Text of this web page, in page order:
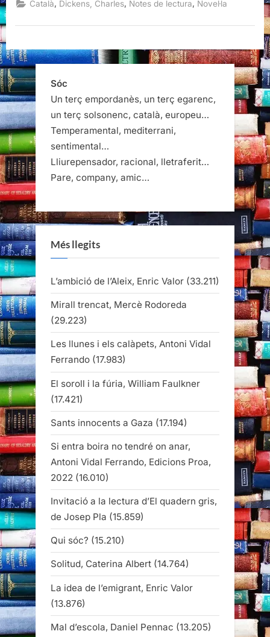
Català, Dickens, Charles, Notes de lectura, Novel·la
Sóc
Un terç empordanès, un terç egarenc,
un terç solsonenc, català, europeu…
Temperamental, mediterrani,
sentimental…
Lliurepensador, racional, lletraferit…
Pare, company, amic…
Més llegits
L’ambició de l’Aleix, Enric Valor (33.211)
Mirall trencat, Mercè Rodoreda
(29.223)
Les llunes i els calàpets, Antoni Vidal
Ferrando (17.983)
El soroll i la fúria, William Faulkner
(17.421)
Sants innocents a Gaza (17.194)
Si entra boira no tendré on anar,
Antoni Vidal Ferrando, Edicions Proa,
2022 (16.010)
Invitació a la lectura d’El quadern gris,
de Josep Pla (15.859)
Qui sóc? (15.210)
Solitud, Caterina Albert (14.764)
La idea de l’emigrant, Enric Valor
(13.876)
Mal d’escola, Daniel Pennac (13.205)